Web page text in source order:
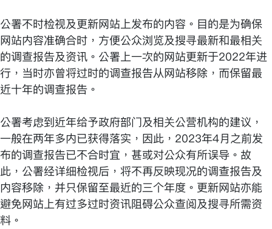
公署不时检视及更新网站上发布的内容。目的是为确保
网站内容准确合时，方便公众浏览及搜寻最新和最相关
的调查报告及资讯。公署上一次的网站更新于2022年进
行，当时亦曾将过时的调查报告从网站移除，而保留最
近十年的调查报告。
公署考虑到近年给予政府部门及相关公营机构的建议，
一般在两年多内已获得落实，因此，2023年4月之前发
布的调查报告已不合时宜，甚或对公众有所误导。故
此，公署经详细检视后，将不再反映现况的调查报告及
内容移除，并只保留至最近的三个年度。更新网站亦能
避免网站上有过多过时资讯阻碍公众查阅及搜寻所需资
料。